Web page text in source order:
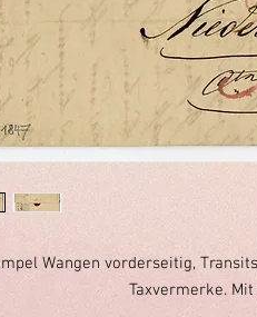
Wangen vorderseitig,
Taxvermerke.